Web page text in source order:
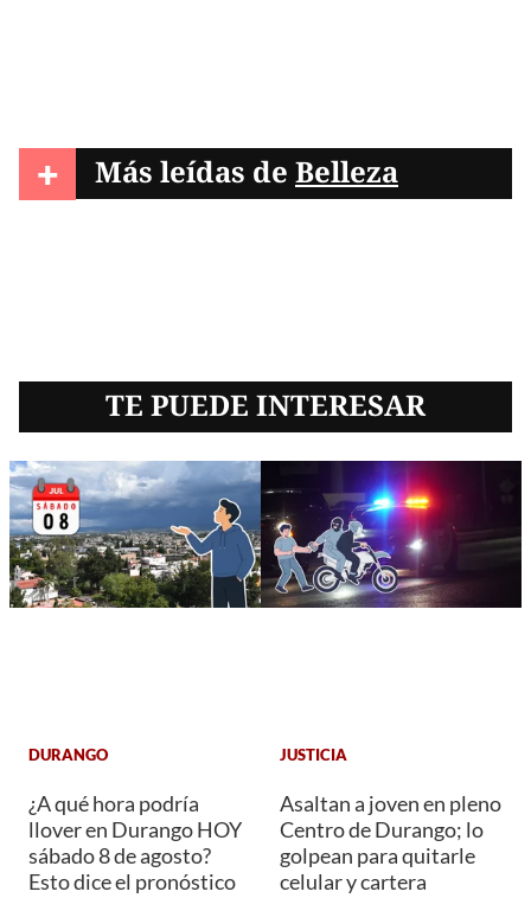
+ Más leídas de Belleza
TE PUEDE INTERESAR
DURANGO
¿A qué hora podría
llover en Durango HOY
sábado 8 de agosto?
Esto dice el pronóstico
JUSTICIA
Asaltan a joven en pleno
Centro de Durango; lo
golpean para quitarle
celular y cartera